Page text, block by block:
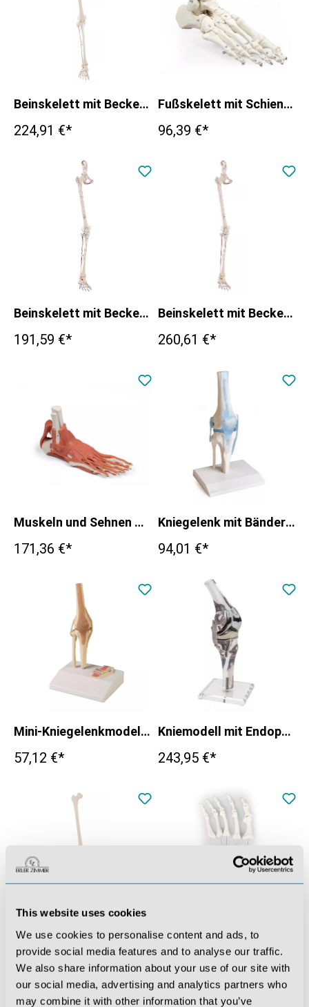
This website uses cookies
We use cookies to personalise content and ads, to
provide social media features and to analyse our traffic.
We also share information about your use of our site with
our social media, advertising and analytics partners who
may combine it with other information that you’ve
Beinskelett mit Beckenhälfte und flexiblem Fuß
224,91 €*
Fußskelett mit Schien- und Wadenbeinansatz, nummeriert
96,39 €*
Beinskelett mit Beckenhälfte, mit Muskelmarkierung
191,59 €*
Beinskelett mit Beckenhälfte und flexiblem Fuß, mit Muskelmarkierungen
260,61 €*
Muskeln und Sehnen des Fußes
171,36 €*
Kniegelenk mit Bändern, mit Stativ
94,01 €*
Mini-Kniegelenkmodell mit Querschnitt
57,12 €*
Kniemodell mit Endoprothese
243,95 €*
Beinskelett
136,85 €* 64,26 €*